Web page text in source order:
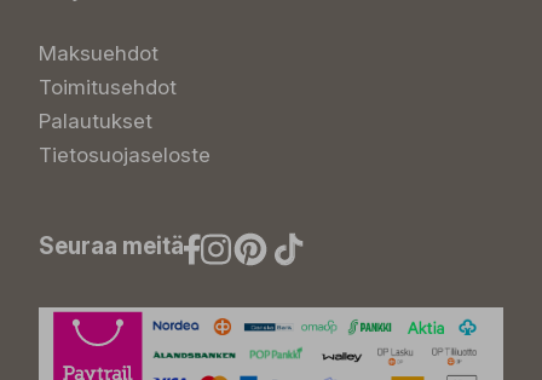
Maksuehdot
Toimitusehdot
Palautukset
Tietosuojaseloste
Seuraa meitä